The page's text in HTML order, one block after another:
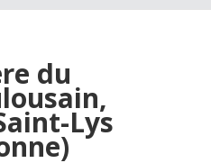
du
Lys